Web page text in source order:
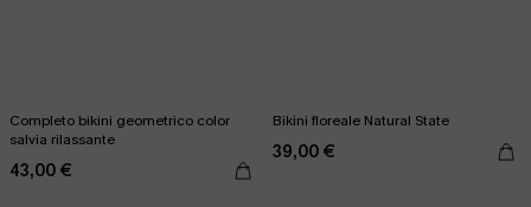
Completo bikini geometrico color
salvia rilassante
43,00 €
Bikini floreale Natural State
39,00 €